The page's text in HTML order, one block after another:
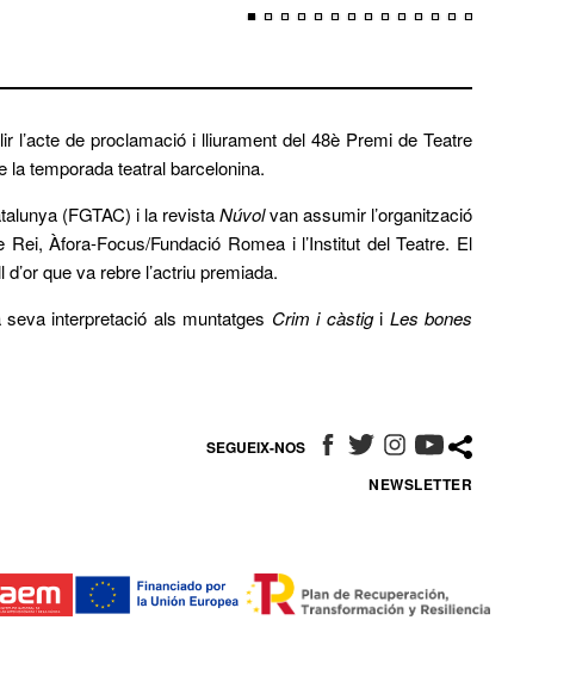
l’acte de proclamació i lliurament del 48è Premi de Teatre
la temporada teatral barcelonina.
(FGTAC) i la revistaNúvolvan assumir l’organització
Àfora-Focus/Fundació Romea i l’Institut del Teatre. El
que va rebre l’actriu premiada.
interpretació als muntatges Crim i càstigi Les bones
SEGUEIX-NOS ABRE EN NUEVA VENTANA
ABRE EN NUEVA VENTANA
ABRE EN NUEVA
ABRE EN NUEVA
NEWSLETTER